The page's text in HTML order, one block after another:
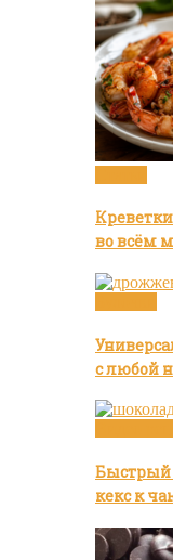
во всём
с любой
Быстрый
кекс к